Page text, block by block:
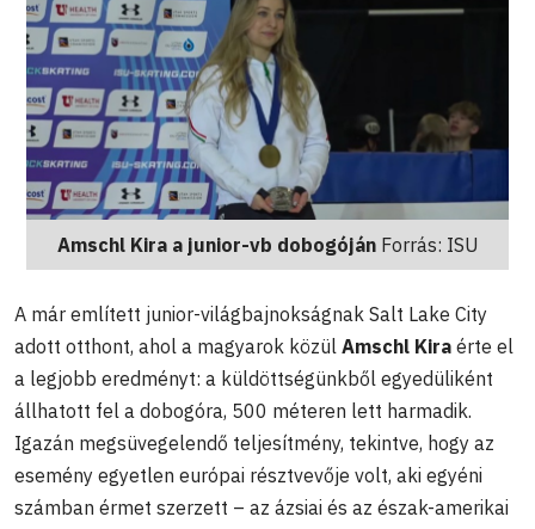
Amschl Kira a junior-vb dobogójánForrás: ISU
A már említett junior-világbajnokságnak Salt Lake City
adott otthont, ahol a magyarok közül Amschl Kira érte el
a legjobb eredményt: a küldöttségünkből egyedüliként
állhatott fel a dobogóra, 500 méteren lett harmadik.
Igazán megsüvegelendő teljesítmény, tekintve, hogy az
esemény egyetlen európai résztvevője volt, aki egyéni
számban érmet szerzett – az ázsiai és az észak-amerikai